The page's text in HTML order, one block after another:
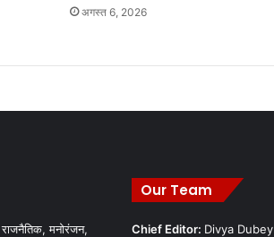
अगस्त 6, 2026
मनोरंजन,
Our Team
Chief Editor: Divya Dubey